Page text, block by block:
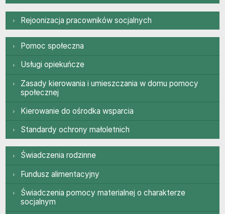
Rejonizacja pracowników socjalnych
Rejoonizacja pracowników socjalnych
Pomocy społeczna
Pomoc społeczna
Usługi opiekuńcze
Zasady kierowania i umieszczania w domu pomocy
społecznej
Kierowanie do ośrodka wsparcia
Standardy ochrony małoletnich
Zabezpieczenie społeczne
Świadczenia rodzinne
Fundusz alimentacyjny
Świadczenia pomocy materialnej o charakterze
socjalnym